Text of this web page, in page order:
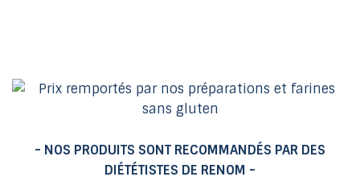
- NOS PRODUITS SONT RECOMMANDÉS PAR DES
DIÉTÉTISTES DE RENOM -